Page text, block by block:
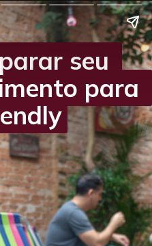
seu
para
seu
para